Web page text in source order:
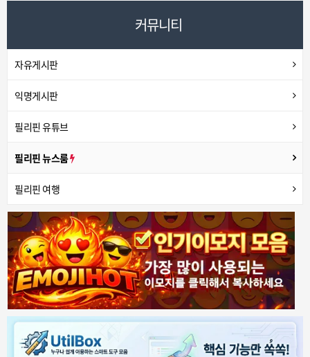
커뮤니티
자유게시판
익명게시판
필리핀 유튜브
필리핀 뉴스룸
필리핀 여행